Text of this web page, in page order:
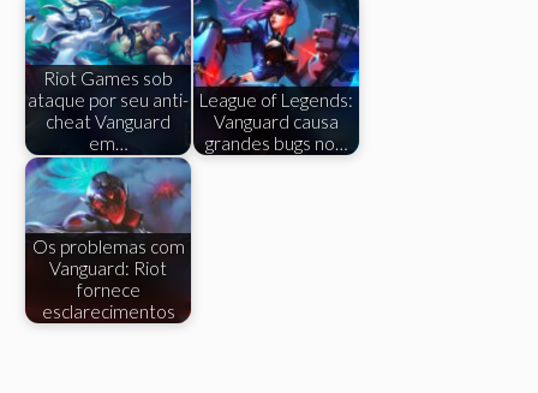
Riot Games sob
ataque por seu anti-
cheat Vanguard
em…
League of Legends:
Vanguard causa
grandes bugs no…
Os problemas com
Vanguard: Riot
fornece
esclarecimentos